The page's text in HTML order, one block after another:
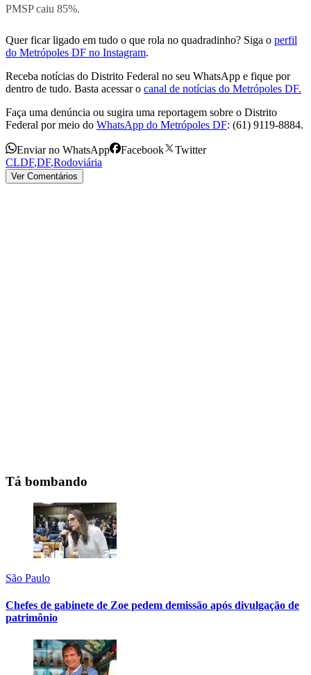
PMSP caiu 85%.
Quer ficar ligado em tudo o que rola no quadradinho? Siga o perfil
do Metrópoles DF no Instagram.
Receba notícias do Distrito Federal no seu WhatsApp e fique por
dentro de tudo. Basta acessar o canal de notícias do Metrópoles DF.
Faça uma denúncia ou sugira uma reportagem sobre o Distrito
Federal por meio do WhatsApp do Metrópoles DF: (61) 9119-8884.
Enviar no WhatsApp Facebook
Twitter
CLDF,DF,Rodoviária
Ver Comentários
Tá bombando
São Paulo
Chefes de gabinete de Zoe pedem demissão após divulgação de
patrimônio